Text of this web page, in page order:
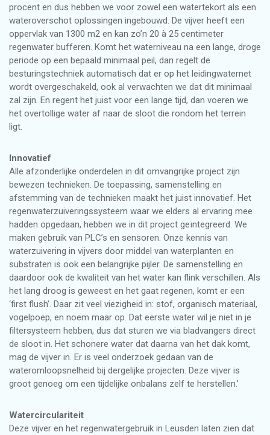
procent en dus hebben we voor zowel een watertekort als een
wateroverschot oplossingen ingebouwd. De vijver heeft een
oppervlak van 1300 m2 en kan zo’n 20 à 25 centimeter
regenwater bufferen. Komt het waterniveau na een lange, droge
periode op een bepaald minimaal peil, dan regelt de
besturingstechniek automatisch dat er op het leidingwaternet
wordt overgeschakeld, ook al verwachten we dat dit minimaal
zal zijn. En regent het juist voor een lange tijd, dan voeren we
het overtollige water af naar de sloot die rondom het terrein
ligt.
Innovatief
Alle afzonderlijke onderdelen in dit omvangrijke project zijn
bewezen technieken. De toepassing, samenstelling en
afstemming van de technieken maakt het juist innovatief. Het
regenwaterzuiveringssysteem waar we elders al ervaring mee
hadden opgedaan, hebben we in dit project geïntegreerd. We
maken gebruik van PLC’s en sensoren. Onze kennis van
waterzuivering in vijvers door middel van waterplanten en
substraten is ook een belangrijke pijler. De samenstelling en
daardoor ook de kwaliteit van het water kan flink verschillen. Als
het lang droog is geweest en het gaat regenen, komt er een
‘first flush’. Daar zit veel viezigheid in: stof, organisch materiaal,
vogelpoep, en noem maar op. Dat eerste water wil je niet in je
filtersysteem hebben, dus dat sturen we via bladvangers direct
de sloot in. Het schonere water dat daarna van het dak komt,
mag de vijver in. Er is veel onderzoek gedaan van de
wateromloopsnelheid bij dergelijke projecten. Deze vijver is
groot genoeg om een tijdelijke onbalans zelf te herstellen.’
Watercirculariteit
Deze vijver en het regenwatergebruik in Leusden laten zien dat